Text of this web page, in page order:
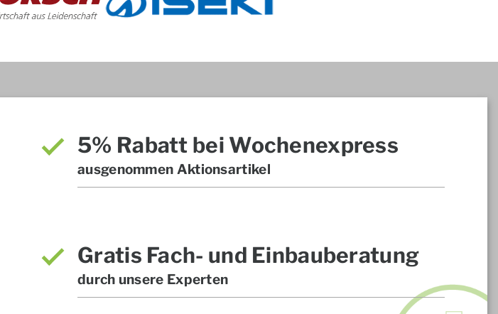
5% Rabatt bei Wochenexpress
ausgenommen Aktionsartikel
Gratis Fach- und Einbauberatung
durch unsere Experten